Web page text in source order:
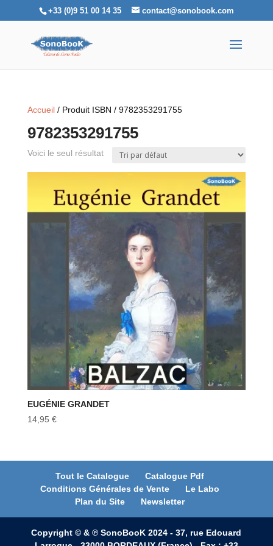
+33 (0)9 51 00 14 35 contact@sonobook.com
Accueil/ Produit ISBN / 9782353291755
9782353291755
Voici le seul résultat
EUGÉNIE GRANDET
14,95 €
Tout le Catalogue
Catalogue Pdf
Conditions Générales de Vente
Le Labo
Plan du Site
Newsletter
Copyright © & ℗ SonoBooK 2024 - 37, rue Edouard